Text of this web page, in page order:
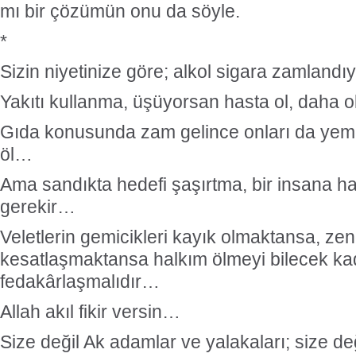
mı bir çözümün onu da söyle.
*
Sizin niyetinize göre; alkol sigara
Yakıtı kullanma, üşüyorsan hasta ol, daha
Gıda konusunda zam gelince onları da
öl…
Ama sandıkta hedefi şaşırtma, bir insana
gerekir…
Veletlerin gemicikleri kayık olmaktansa,
kesatlaşmaktansa halkım ölmeyi bilecek
fedakârlaşmalıdır…
Allah akıl fikir versin…
Size değil Ak adamlar ve yalakaları; size